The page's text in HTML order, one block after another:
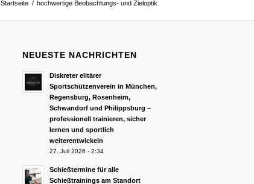
Startseite / hochwertige Beobachtungs- und Zieloptik
NEUESTE NACHRICHTEN
Diskreter elitärer
Sportschützenverein in München,
Regensburg, Rosenheim,
Schwandorf und Philippsburg –
professionell trainieren, sicher
lernen und sportlich
weiterentwickeln
27. Juli 2026 - 2:34
Schießtermine für alle
Schießtrainings am Standort